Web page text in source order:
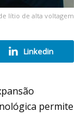
lítio de alta voltagem
Linkedin
permite